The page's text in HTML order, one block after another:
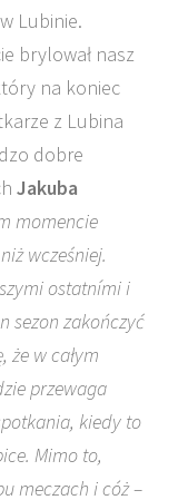
Lubinie.
brylował nasz
na koniec
z Lubina
dobre
Jakuba
momencie
wcześniej.
ostatními i
sezon zakończyć
że w całym
przewaga
kiedy to
Mimo to,
meczach i cóż –